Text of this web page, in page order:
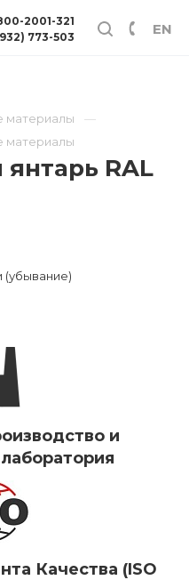
EN
2001-321
773-503
материалы
материалы
RAL
(убывание)
и
Качества (ISO